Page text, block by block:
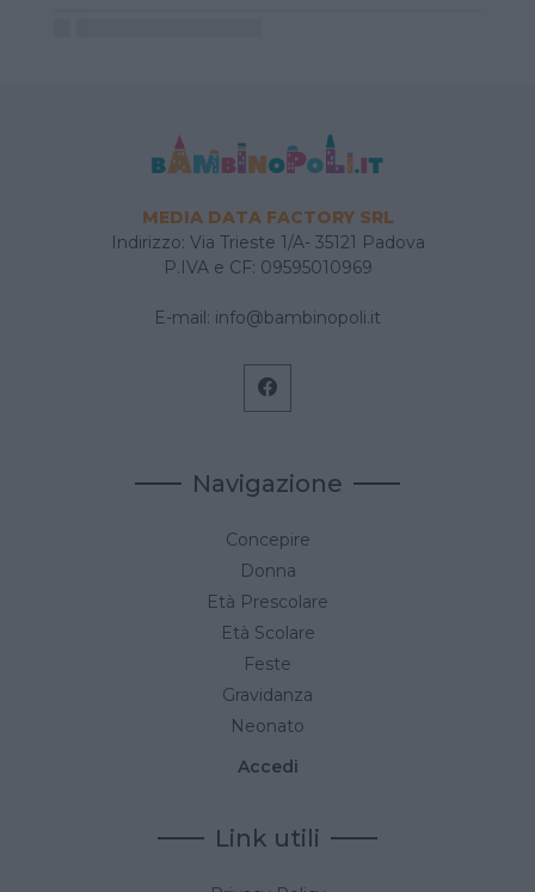
MEDIA DATA FACTORY SRL
Indirizzo: Via Trieste 1/A- 35121 Padova
P.IVA e CF: 09595010969
E-mail: info@bambinopoli.it
Navigazione
Concepire
Donna
Età Prescolare
Età Scolare
Feste
Gravidanza
Neonato
Accedi
Link utili